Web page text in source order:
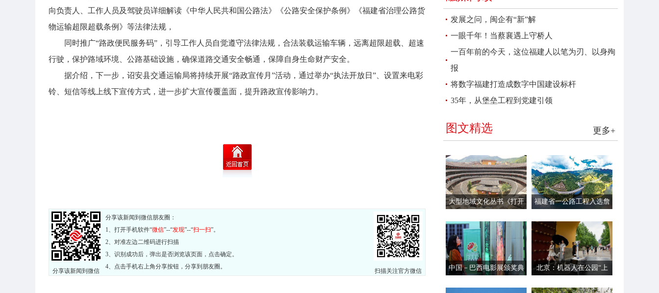
向负责人、工作人员及驾驶员详细解读《中华人民共和国公路法》《公路安全保护条例》《福建省治理公路货
物运输超限超载条例》等法律法规，
同时推广“路政便民服务码”，引导工作人员自觉遵守法律法规，合法装载运输车辆，远离超限超载、超速
行驶，保护路域环境、公路基础设施，确保道路交通安全畅通，保障自身生命财产安全。
据介绍，下一步，诏安县交通运输局将持续开展“路政宣传月”活动，通过举办“执法开放日”、设置来电彩
铃、短信等线上线下宣传方式，进一步扩大宣传覆盖面，提升路政宣传影响力。
扫描关注官方微信
分享该新闻到微信
分享该新闻到微信朋友圈：
1、打开手机软件“微信”--“发现”--“扫一扫”。
2、对准左边二维码进行扫描
3、识别成功后，弹出是否浏览该页面，点击确定。
4、点击手机右上角分享按钮，分享到朋友圈。
发展之问，闽企有“新”解
一眼千年！当蔡襄遇上守桥人
一百年前的今天，这位福建人以笔为刃、以身殉
报
将数字福建打造成数字中国建设标杆
35年，从堡垒工程到党建引领
更多+
图文精选
大型地域文化丛书《打开
福建省一公路工程入选詹
中国－巴西电影展颁奖典
北京：机器人在公园“上